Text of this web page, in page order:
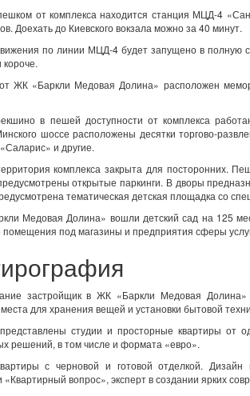
от комплекса находится станция МЦД-4
Доехать до Киевского вокзала можно за 40 минут.
по линии МЦД-4 будет запущено в полную
ЖК «Баркли Медовая Долина» расположен
в пешей доступности от комплекса
шоссе расположены десятки торгово-
и другие.
комплекса закрыта для посторонних.
открытые паркинги. В дворы
тематическая детская площадка со
Медовая Долина» вошли детский сад на 125
помещения под магазины и предприятия сферы
застройщик в ЖК «Баркли Медовая Долина»
для хранения вещей и установки бытовой
студии и просторные квартиры от
решений, в том числе и формата «евро».
с черновой и готовой отделкой.
«Квартирный вопрос», эксперт в создании ярких